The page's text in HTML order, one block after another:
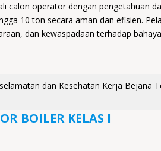
calon operator dengan pengetahuan
10 ton secara aman dan efisien.
dan kewaspadaan terhadap
dan Kesehatan Kerja Bejana
BOILER KELAS I